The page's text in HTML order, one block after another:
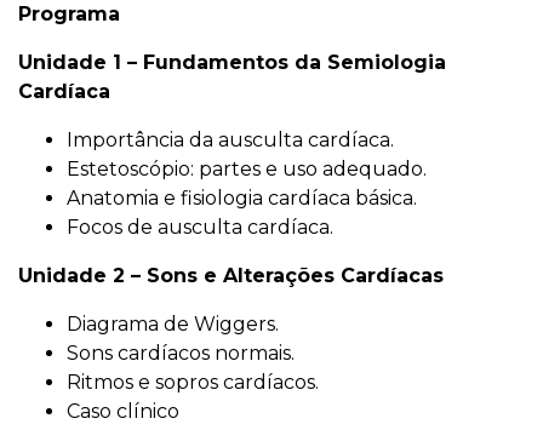
Programa
Unidade 1 – Fundamentos da Semiologia
Cardíaca
Importância da ausculta cardíaca.
Estetoscópio: partes e uso adequado.
Anatomia e fisiologia cardíaca básica.
Focos de ausculta cardíaca.
Unidade 2 – Sons e Alterações Cardíacas
Diagrama de Wiggers.
Sons cardíacos normais.
Ritmos e sopros cardíacos.
Caso clínico